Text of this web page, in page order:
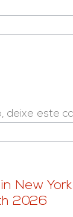
deixe este
New
2026